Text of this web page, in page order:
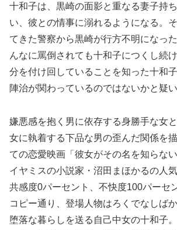
十和子は、黒崎の面影と重なる妻子持
い、彼との情事に溺れるようになる。
てきた警察から黒崎が行方不明になっ
んなに罵倒されても十和子につくし続
分を付け回していることを知った十和
陣治が関わっているのではないかと疑
嫌悪感を抱く男に依存する身勝手な女
女に執着する下品な男の歪んだ関係を
ての恋愛映画「彼女がその名を知らな
イヤミスの小説家・沼田まほかるの人
共感度0パーセント、不快度100パーセ
コピー通り、登場人物はろくでなしば
堕落な暮らしを送る自己中女の十和子